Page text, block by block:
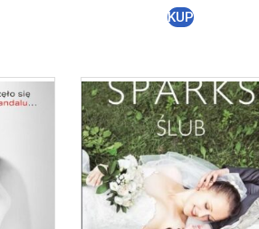
KUP